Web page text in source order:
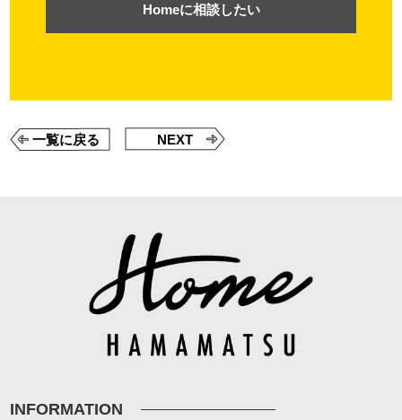
Homeに相談したい
一覧に戻る NEXT
INFORMATION